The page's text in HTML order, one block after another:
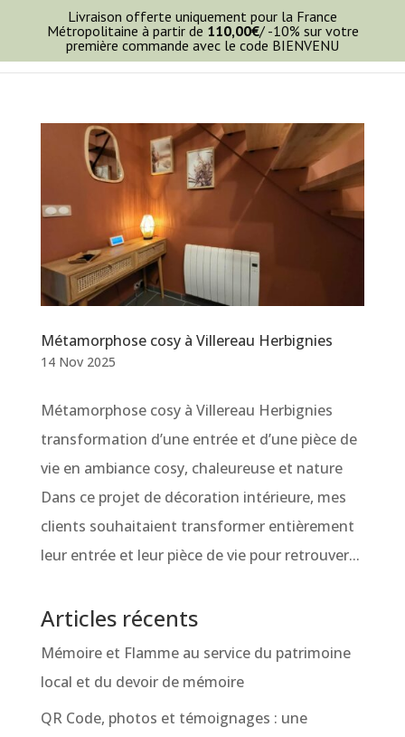
Métamorphose cosy à Villereau Herbignies
14 Nov 2025
Métamorphose cosy à Villereau Herbignies
transformation d’une entrée et d’une pièce de
vie en ambiance cosy, chaleureuse et nature
Dans ce projet de décoration intérieure, mes
clients souhaitaient transformer entièrement
leur entrée et leur pièce de vie pour retrouver...
Articles récents
Mémoire et Flamme au service du patrimoine
local et du devoir de mémoire
QR Code, photos et témoignages : une
Livraison offerte uniquement pour la France
Métropolitaine à partir de 110,00€/ -10% sur votre
première commande avec le code BIENVENU